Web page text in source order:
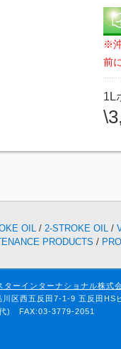
※
前
1L
OIL / 2-STROKE OIL /
PRODUCTS /
ターインターナショナル株式
区西五反田7-1-9 五反田HS
) FAX:03-3779-2051